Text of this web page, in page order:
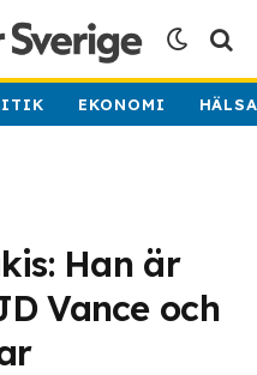
EKONOMI
Han är
Vance och